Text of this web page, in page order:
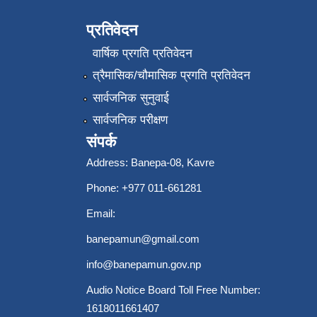
प्रतिवेदन
वार्षिक प्रगति प्रतिवेदन
त्रैमासिक/चौमासिक प्रगति प्रतिवेदन
सार्वजनिक सुनुवाई
सार्वजनिक परीक्षण
संपर्क
Address: Banepa-08, Kavre
Phone: +977 011-661281
Email:
banepamun@gmail.com
info@banepamun.gov.np
Audio Notice Board Toll Free Number:
1618011661407